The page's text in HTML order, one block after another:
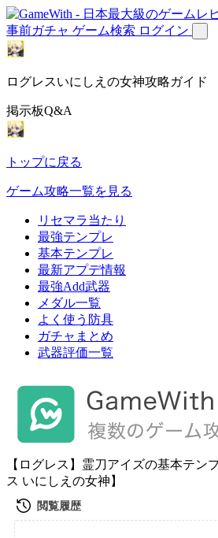
事前ガチャ ゲーム検索 ログイン
ログレスいにしえの女神攻略ガイド
掲示板Q&A
トップに戻る
ゲーム攻略一覧を見る
リセマラ当たり
最強テンプレ
基本テンプレ
最新アプデ情報
最強Add武器
メダル一覧
よく使う防具
ガチャまとめ
武器評価一覧
【ログレス】霊刀アイズの基本テン
ス いにしえの女神】